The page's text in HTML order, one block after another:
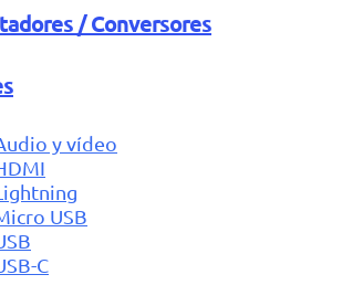
/ Conversores
y vídeo
USB
C